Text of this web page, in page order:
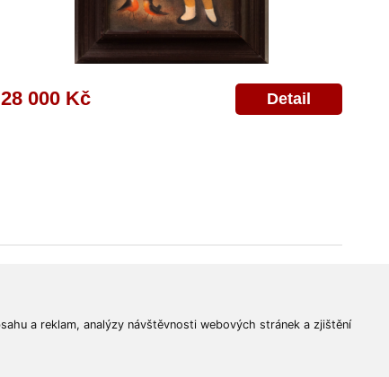
a reklam, analýzy návštěvnosti webových stránek a zjištění
28 000 Kč Detail